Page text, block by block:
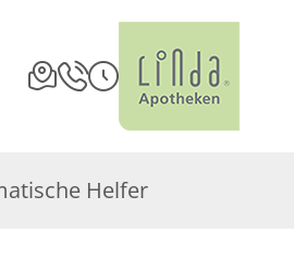
Helfer